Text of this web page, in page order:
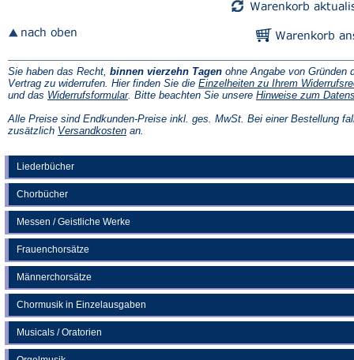
Liederbücher
Chorbücher
Messen / Geistliche Werke
Frauenchorsätze
Männerchorsätze
Chormusik in Einzelausgaben
Musicals / Oratorien
Sie haben das Recht, binnen vierzehn Tagen ohne Angabe von Gründen
Vertrag zu widerrufen. Hier finden Sie die Einzelheiten zu Ihrem
und das Widerrufsformular(Öffnet
einem
neuen
. Bitte beachten Sie unsere Hinweise zum
Alle Preise sind Endkunden-Preise inkl. ges. MwSt. Bei einer Bestellung
zusätzlich Versandkosten(Öffnet
an.